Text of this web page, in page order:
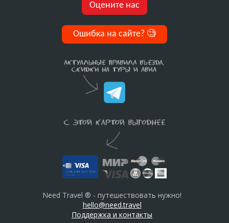
Оцените нас
Ошибка на сайте? 🧐
Need Travel ® - путешествовать нужно!
hello@need.travel
Поддержка и контакты